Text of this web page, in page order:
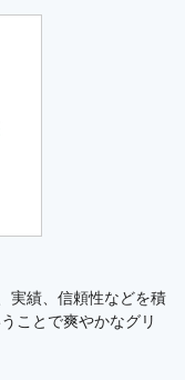
実績、信頼性などを積
ことで爽やかなグリ